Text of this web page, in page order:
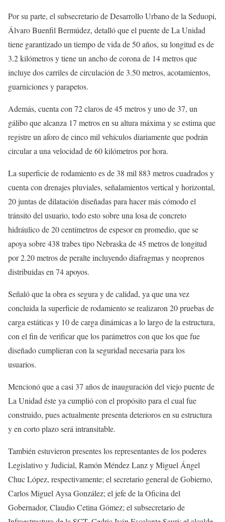
Por su parte, el subsecretario de Desarrollo Urbano de la Seduopi,
Álvaro Buenfil Bermúdez, detalló que el puente de La Unidad
tiene garantizado un tiempo de vida de 50 años, su longitud es de
3.2 kilómetros y tiene un ancho de corona de 14 metros que
incluye dos carriles de circulación de 3.50 metros, acotamientos,
guarniciones y parapetos.
Además, cuenta con 72 claros de 45 metros y uno de 37, un
gálibo que alcanza 17 metros en su altura máxima y se estima que
registre un aforo de cinco mil vehículos diariamente que podrán
circular a una velocidad de 60 kilómetros por hora.
La superficie de rodamiento es de 38 mil 883 metros cuadrados y
cuenta con drenajes pluviales, señalamientos vertical y horizontal,
20 juntas de dilatación diseñadas para hacer más cómodo el
tránsito del usuario, todo esto sobre una losa de concreto
hidráulico de 20 centímetros de espesor en promedio, que se
apoya sobre 438 trabes tipo Nebraska de 45 metros de longitud
por 2.20 metros de peralte incluyendo diafragmas y neoprenos
distribuidas en 74 apoyos.
Señaló que la obra es segura y de calidad, ya que una vez
concluida la superficie de rodamiento se realizaron 20 pruebas de
carga estáticas y 10 de carga dinámicas a lo largo de la estructura,
con el fin de verificar que los parámetros con que los que fue
diseñado cumplieran con la seguridad necesaria para los
usuarios.
Mencionó que a casi 37 años de inauguración del viejo puente de
La Unidad éste ya cumplió con el propósito para el cual fue
construido, pues actualmente presenta deterioros en su estructura
y en corto plazo será intransitable.
También estuvieron presentes los representantes de los poderes
Legislativo y Judicial, Ramón Méndez Lanz y Miguel Ángel
Chuc López, respectivamente; el secretario general de Gobierno,
Carlos Miguel Aysa González; el jefe de la Oficina del
Gobernador, Claudio Cetina Gómez; el subsecretario de